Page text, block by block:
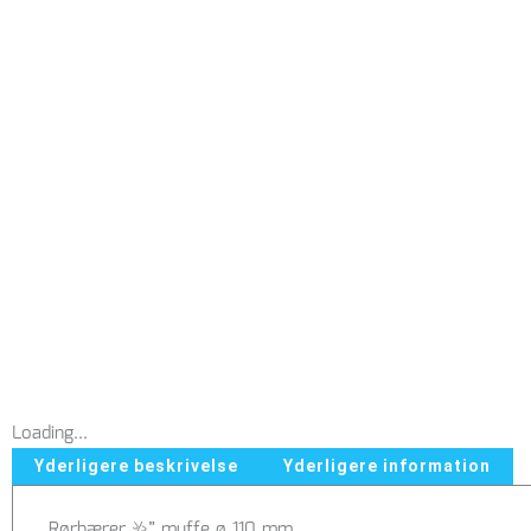
Loading...
Yderligere beskrivelse Yderligere information